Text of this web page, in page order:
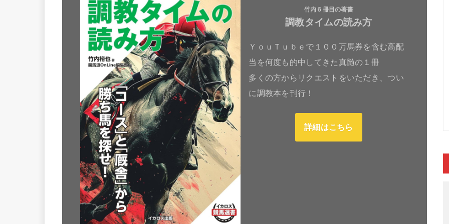
竹内６冊目の著書
調教タイムの読み方
ＹｏｕＴｕｂｅで１００万馬券を含む高配
当を何度も的中してきた真髄の１冊
多くの方からリクエストをいただき、つい
に調教本を刊行！
詳細はこちら